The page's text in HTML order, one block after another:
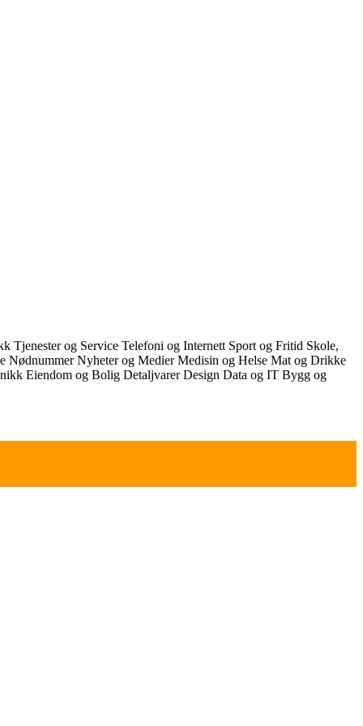
Tjenester og Service Telefoni og Internett Sport og Fritid Skole,
NødnummerNyheter og MedierMedisin og Helse Mat og Drikke
Eiendom og Bolig DetaljvarerDesign Data og IT Bygg og